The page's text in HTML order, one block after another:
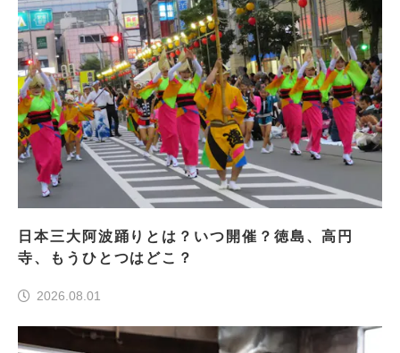
日本三大阿波踊りとは？いつ開催？徳島、高円
寺、もうひとつはどこ？
2026.08.01